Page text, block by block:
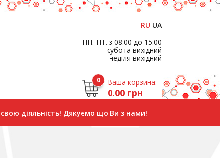
RU UA
ПН.-ПТ. з 08:00 до 15:00
субота вихідний
неділя вихідний
0 Ваша корзина:
0.00 грн
діяльність! Дякуємо що Ви з нами!